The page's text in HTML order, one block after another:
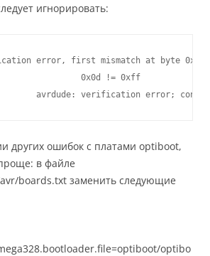
игнорировать:
error, first mismatch at byte
0x0d
!= 0xff
avrdude: verification error;
других ошибок с платами optiboot,
в файле
boards.txt заменить следующие
optibo